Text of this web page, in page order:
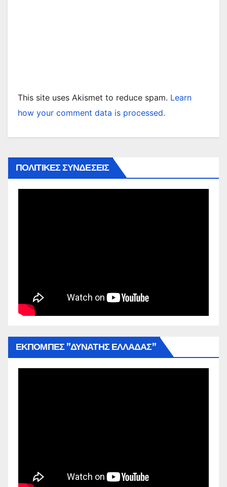
This site uses Akismet to reduce spam. Learn
how your comment data is processed.
ΠΟΛΙΤΙΚΕΣ ΣΥΝΔΕΣΕΙΣ
ΕΚΠΟΜΠΕΣ ”ΔΥΝΑΤΗΣ ΕΛΛΑΔΑΣ”